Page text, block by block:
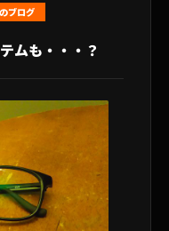
ブログ
ムも・・・？